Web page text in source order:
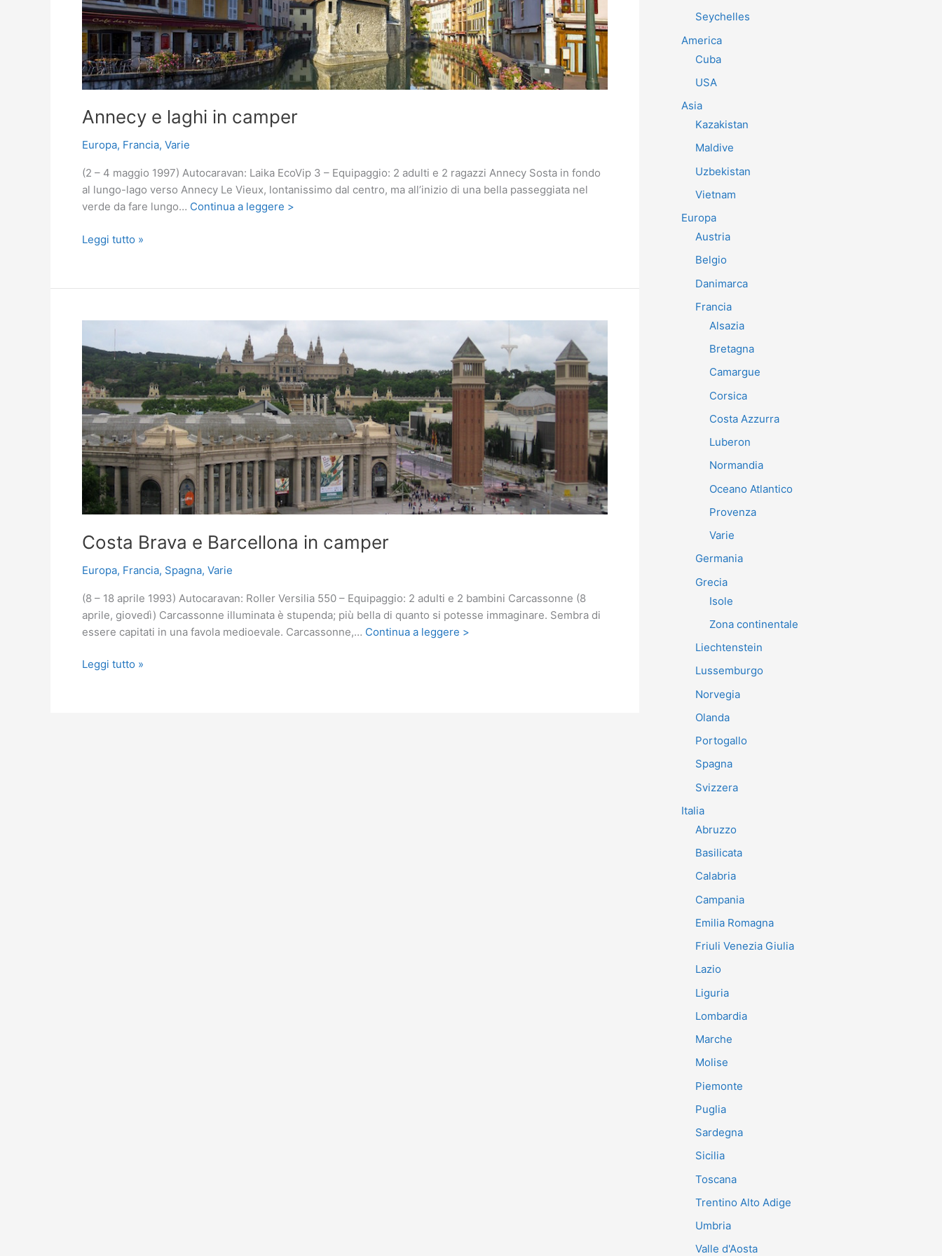
Annecy e laghi in camper
Europa, Francia, Varie
(2 – 4 maggio 1997) Autocaravan: Laika EcoVip 3 – Equipaggio: 2 adulti e 2 ragazzi Annecy Sosta in fondo
al lungo-lago verso Annecy Le Vieux, lontanissimo dal centro, ma all’inizio di una bella passeggiata nel
verde da fare lungo… Continua a leggere >
Annecy
in
Leggi tutto »
Costa Brava e Barcellona in camper
Europa, Francia, Spagna, Varie
(8 – 18 aprile 1993) Autocaravan: Roller Versilia 550 – Equipaggio: 2 adulti e 2 bambini Carcassonne (8
aprile, giovedì) Carcassonne illuminata è stupenda; più bella di quanto si potesse immaginare. Sembra di
essere capitati in una favola medioevale. Carcassonne,… Continua a leggere >
Costa
Leggi tutto »
Seychelles
America
Cuba
USA
Asia
Kazakistan
Maldive
Uzbekistan
Vietnam
Europa
Austria
Belgio
Danimarca
Francia
Alsazia
Bretagna
Camargue
Corsica
Costa Azzurra
Luberon
Normandia
Oceano Atlantico
Provenza
Varie
Germania
Grecia
Isole
Zona continentale
Liechtenstein
Lussemburgo
Norvegia
Olanda
Portogallo
Spagna
Svizzera
Italia
Abruzzo
Basilicata
Calabria
Campania
Emilia Romagna
Friuli Venezia Giulia
Lazio
Liguria
Lombardia
Marche
Molise
Piemonte
Puglia
Sardegna
Sicilia
Toscana
Trentino Alto Adige
Umbria
Valle d'Aosta